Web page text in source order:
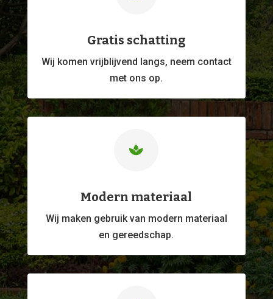
Gratis schatting
Wij komen vrijblijvend langs, neem contact
met ons op.

Modern materiaal
Wij maken gebruik van modern materiaal
en gereedschap.